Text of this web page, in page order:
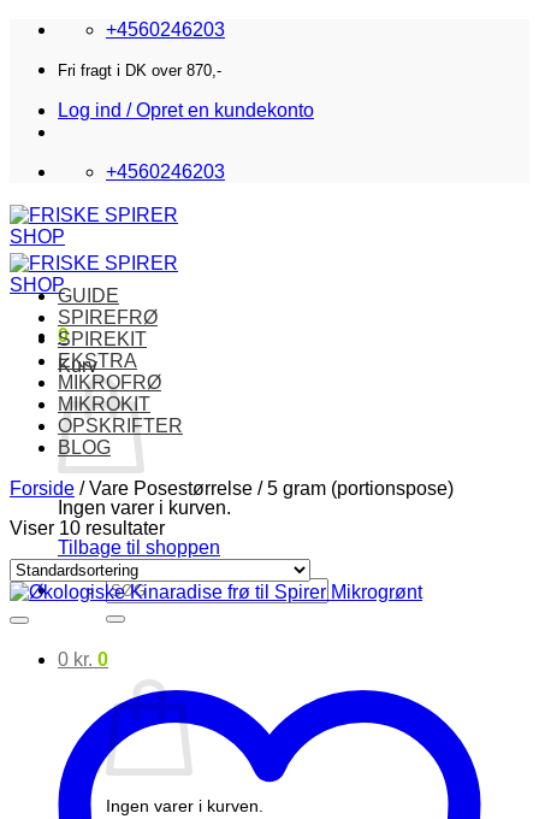
Fortsæt
indhold
+4560246203
Fri fragt i DK over 870,-
Log ind / Opret en kundekonto
+4560246203
0
Kurv
Ingen varer i kurven.
Tilbage til shoppen
Søg
efter:
0 kr. 0
Ingen varer i kurven.
GUIDE
SPIREFRØ
SPIREKIT
EKSTRA
MIKROFRØ
MIKROKIT
OPSKRIFTER
BLOG
Forside /Vare Posestørrelse /5 gram (portionspose)
Viser 10 resultater